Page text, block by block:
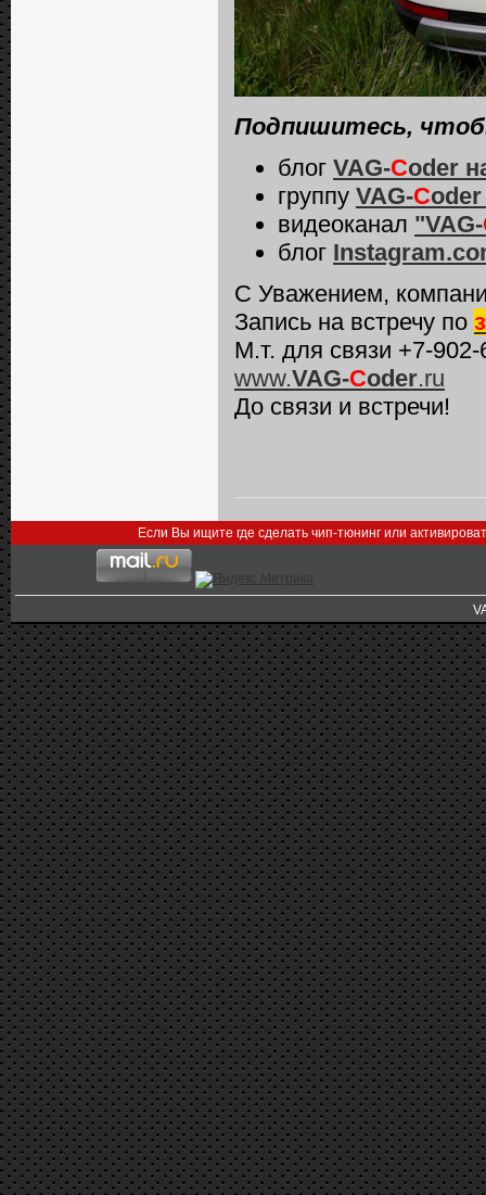
Подпишитесь,
блог VAG-Coder
группу VAG-C
видеоканал "VAG-
блог
С Уважением,
Запись на встречу по
М.т. для связи +7-
www.VAG-Coder.ru
До связи и встречи!
Если Вы ищите где сделать чип-тюнинг или